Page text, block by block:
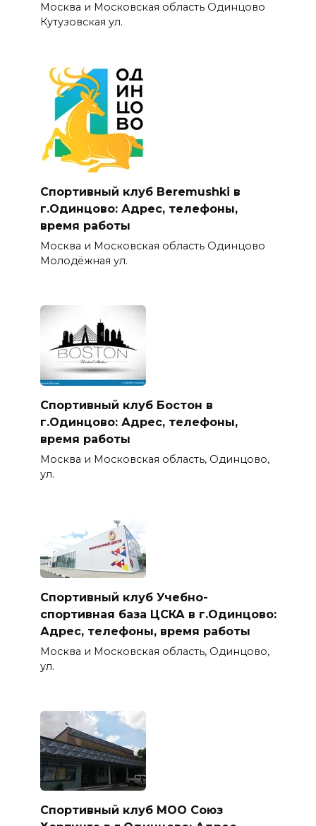
Москва и Московская область Одинцово
Кутузовская ул.
Спортивный клуб Beremushki в
г.Одинцово: Адрес, телефоны,
время работы
Москва и Московская область Одинцово
Молодёжная ул.
Спортивный клуб Бостон в
г.Одинцово: Адрес, телефоны,
время работы
Москва и Московская область, Одинцово,
ул.
Спортивный клуб Учебно-
спортивная база ЦСКА в г.Одинцово:
Адрес, телефоны, время работы
Москва и Московская область, Одинцово,
ул.
Спортивный клуб МОО Союз